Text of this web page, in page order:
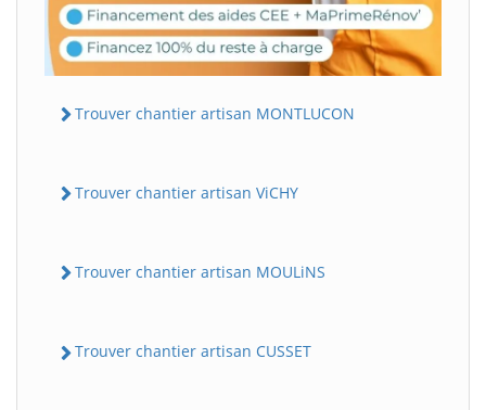
Trouver chantier artisan MONTLUCON
Trouver chantier artisan ViCHY
Trouver chantier artisan MOULiNS
Trouver chantier artisan CUSSET